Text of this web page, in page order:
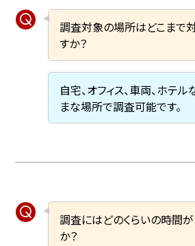
調査対象の場所はどこまで
すか？
自宅、オフィス、車両、ホテル
まな場所で調査可能です。
調査にはどのくらいの時間
か？